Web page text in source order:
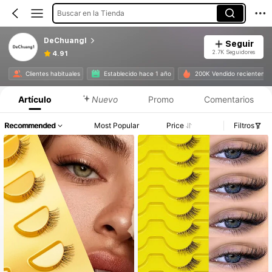
Buscar en la Tienda
DeChuangI
4.91
Seguir
2.7K Seguidores
Clientes habituales Establecido hace 1 año 200K Vendido
Artículo Nuevo Promo Comentarios
Recommended Most Popular Price Filtros